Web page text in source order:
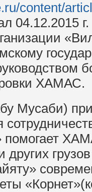
content/
04.12.2015
ХАМАС.
Мусаби)
других